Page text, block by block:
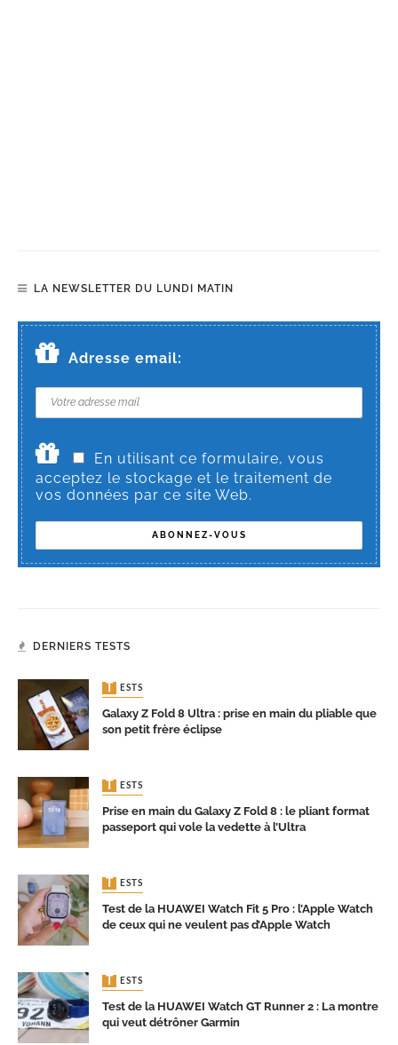
LA NEWSLETTER DU LUNDI MATIN
Adresse email:
En utilisant ce formulaire, vous
acceptez le stockage et le traitement de
vos données par ce site Web.
DERNIERS TESTS
TESTS
Galaxy Z Fold 8 Ultra : prise en main du pliable que
son petit frère éclipse
TESTS
Prise en main du Galaxy Z Fold 8 : le pliant format
passeport qui vole la vedette à l’Ultra
TESTS
Test de la HUAWEI Watch Fit 5 Pro : l’Apple Watch
de ceux qui ne veulent pas d’Apple Watch
TESTS
Test de la HUAWEI Watch GT Runner 2 : La montre
qui veut détrôner Garmin